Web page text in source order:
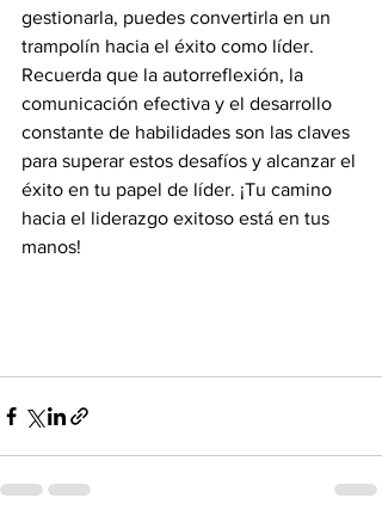
gestionarla, puedes convertirla en un
trampolín hacia el éxito como líder.
Recuerda que la autorreflexión, la
comunicación efectiva y el desarrollo
constante de habilidades son las claves
para superar estos desafíos y alcanzar el
éxito en tu papel de líder. ¡Tu camino
hacia el liderazgo exitoso está en tus
manos!